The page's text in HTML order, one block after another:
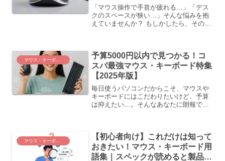
「マウス操作で手首が疲れる…」「デス
クのスペースが狭い…」そんな悩みを抱
えていませんか？ もしかしたら、その解
ト・デメリット、選び方の...
マウス・キーボード
予算5000円以内で見つかる！コ
スパ最強マウス・キーボード特集
【2025年版】
毎日使うパソコンだからこそ、マウスや
キーボードにはこだわりたいけど、予算
は抑えたい…。そんなあなたに朗報で
す。この記事では、賢く...
マウス・キーボード
【初心者向け】これだけは知って
おきたい！マウス・キーボード用
語集｜スペックが読めると製品選